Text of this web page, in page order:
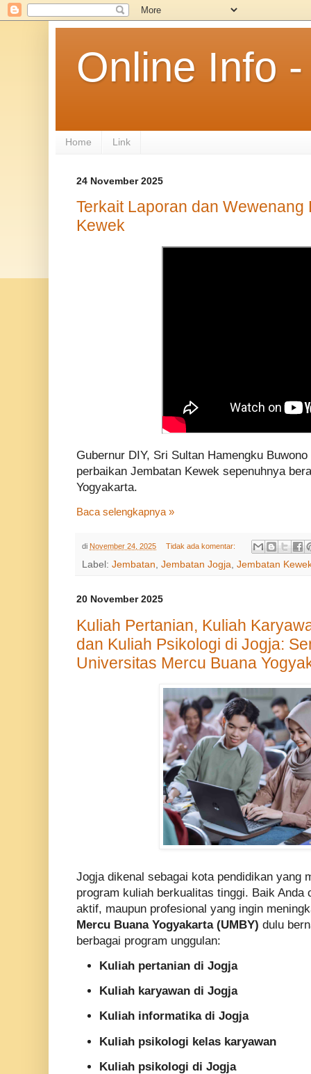
Online Info
Home Link
24 November 2025
Terkait Laporan dan
Kewek
Gubernur DIY, Sri Sultan Hamengku
perbaikan Jembatan Kewek sepenuhnya
Yogyakarta.
Baca selengkapnya »
di November 24, 2025 Tidak ada komentar:
Label: Jembatan, Jembatan Jogja, Jembatan
20 November 2025
Kuliah Pertanian, Kuliah
dan Kuliah Psikologi di Jogja:
Universitas Mercu Buana
Jogja dikenal sebagai kota pendidikan yang
program kuliah berkualitas tinggi. Baik Anda
aktif, maupun profesional yang ingin
Mercu Buana Yogyakarta (UMBY) dulu
berbagai program unggulan:
Kuliah pertanian di Jogja
Kuliah karyawan di Jogja
Kuliah informatika di Jogja
Kuliah psikologi kelas karyawan
Kuliah psikologi di Jogja